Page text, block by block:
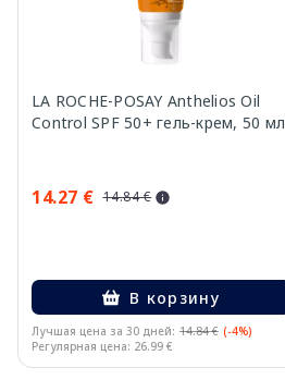
LA ROCHE-POSAY Anthelios Oil
Control SPF 50+ гель-крем, 50 мл
14.27 € 14.84 €
В корзину
Лучшая цена за 30 дней: 14.84 € (-4%)
Регулярная цена: 26.99 €